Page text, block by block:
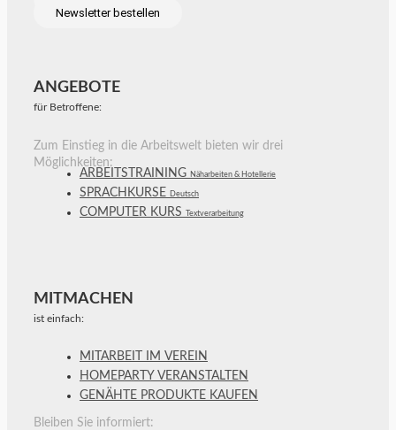
Newsletter bestellen
ANGEBOTE
für Betroffene:
Zum Einstieg in die Arbeitswelt bieten wir drei
Möglichkeiten:
ARBEITSTRAINING Näharbeiten & Hotellerie
SPRACHKURSE Deutsch
COMPUTER KURS Textverarbeitung
MITMACHEN
ist einfach:
MITARBEIT IM VEREIN
HOMEPARTY VERANSTALTEN
GENÄHTE PRODUKTE KAUFEN
Bleiben Sie informiert: